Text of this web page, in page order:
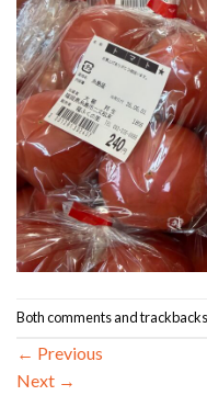
Both comments and
← Previous
Next →